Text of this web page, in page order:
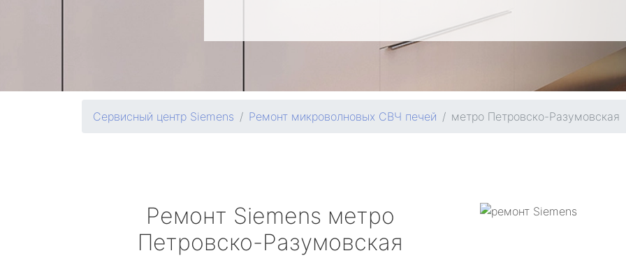
Сервисный центр Siemens Ремонт микроволновых СВЧ печей метро Петровско-Разумовская
Ремонт Siemens метро
Петровско-Разумовская